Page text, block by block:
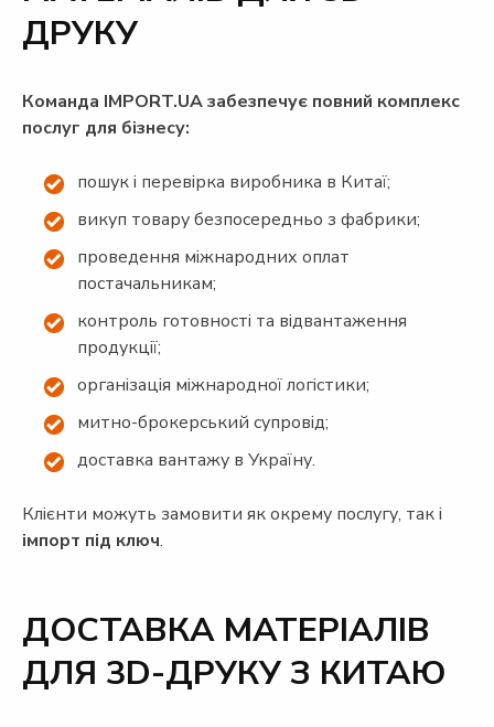
ДРУКУ
Команда IMPORT.UA забезпечує повний комплекс
послуг для бізнесу:
пошук і перевірка виробника в Китаї;
викуп товару безпосередньо з фабрики;
проведення міжнародних оплат
постачальникам;
контроль готовності та відвантаження
продукції;
організація міжнародної логістики;
митно-брокерський супровід;
доставка вантажу в Україну.
Клієнти можуть замовити як окрему послугу, так і
імпорт під ключ.
ДОСТАВКА МАТЕРІАЛІВ
ДЛЯ 3D-ДРУКУ З КИТАЮ